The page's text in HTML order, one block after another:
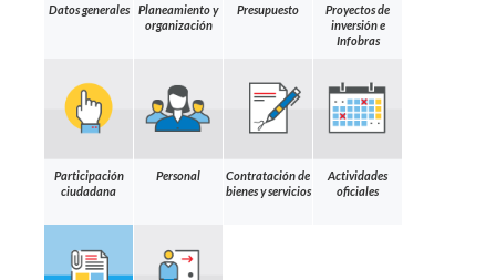
Datos generales
Planeamiento y
organización
Presupuesto
Proyectos de
inversión e
Infobras
Participación
ciudadana
Personal
Contratación de
bienes y servicios
Actividades
oficiales